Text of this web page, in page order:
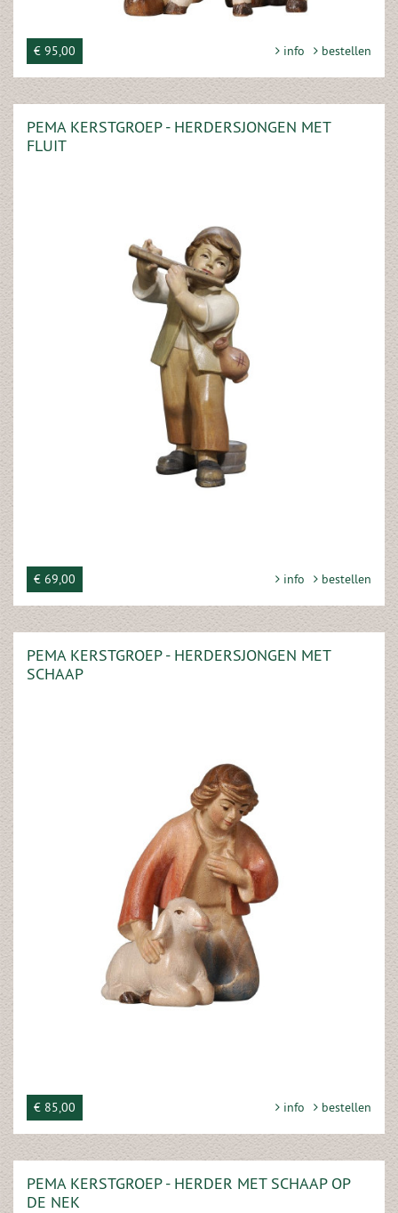
€ 95,00 info bestellen
PEMA KERSTGROEP - HERDERSJONGEN MET
FLUIT
€ 69,00 info bestellen
PEMA KERSTGROEP - HERDERSJONGEN MET
SCHAAP
€ 85,00 info bestellen
PEMA KERSTGROEP - HERDER MET SCHAAP OP
DE NEK